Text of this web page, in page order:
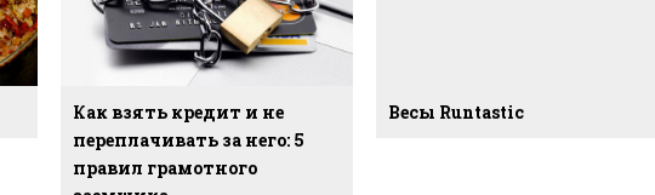
Как взять кредит и не
переплачивать за него: 5
правил грамотного
Весы Runtastic